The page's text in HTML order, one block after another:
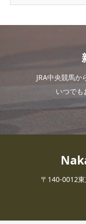
JRA中央競馬か
いつでも
〒140-0012